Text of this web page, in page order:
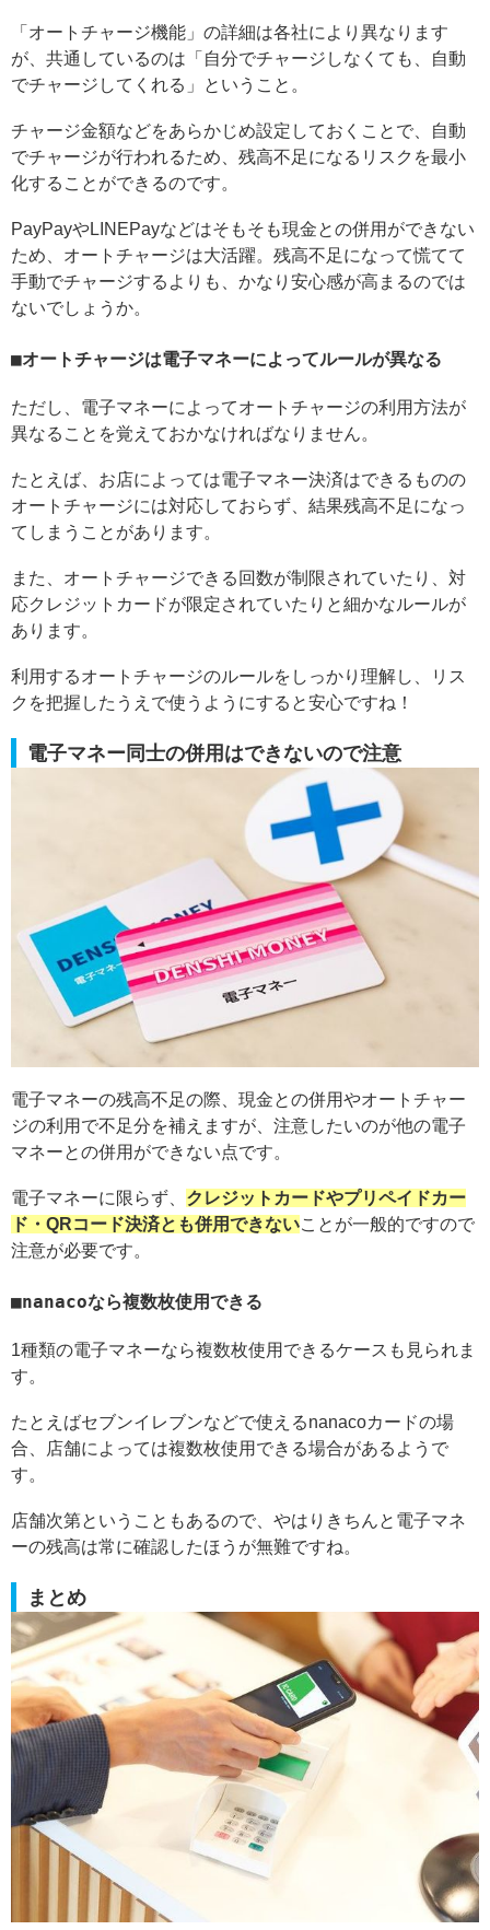
「オートチャージ機能」の詳細は各社により異なります
が、共通しているのは「自分でチャージしなくても、自動
でチャージしてくれる」ということ。
チャージ金額などをあらかじめ設定しておくことで、自動
でチャージが行われるため、残高不足になるリスクを最小
化することができるのです。
PayPayやLINEPayなどはそもそも現金との併用ができない
ため、オートチャージは大活躍。残高不足になって慌てて
手動でチャージするよりも、かなり安心感が高まるのでは
ないでしょうか。
オートチャージは電子マネーによってルールが異なる
ただし、電子マネーによってオートチャージの利用方法が
異なることを覚えておかなければなりません。
たとえば、お店によっては電子マネー決済はできるものの
オートチャージには対応しておらず、結果残高不足になっ
てしまうことがあります。
また、オートチャージできる回数が制限されていたり、対
応クレジットカードが限定されていたりと細かなルールが
あります。
利用するオートチャージのルールをしっかり理解し、リス
クを把握したうえで使うようにすると安心ですね！
電子マネー同士の併用はできないので注意
電子マネーの残高不足の際、現金との併用やオートチャー
ジの利用で不足分を補えますが、注意したいのが他の電子
マネーとの併用ができない点です。
電子マネーに限らず、 クレジットカードやプリペイドカー
ド・QRコード決済とも併用できないことが一般的ですので
注意が必要です。
nanacoなら複数枚使用できる
1種類の電子マネーなら複数枚使用できるケースも見られま
す。
たとえばセブンイレブンなどで使えるnanacoカードの場
合、店舗によっては複数枚使用できる場合があるようで
す。
店舗次第ということもあるので、やはりきちんと電子マネ
ーの残高は常に確認したほうが無難ですね。
まとめ